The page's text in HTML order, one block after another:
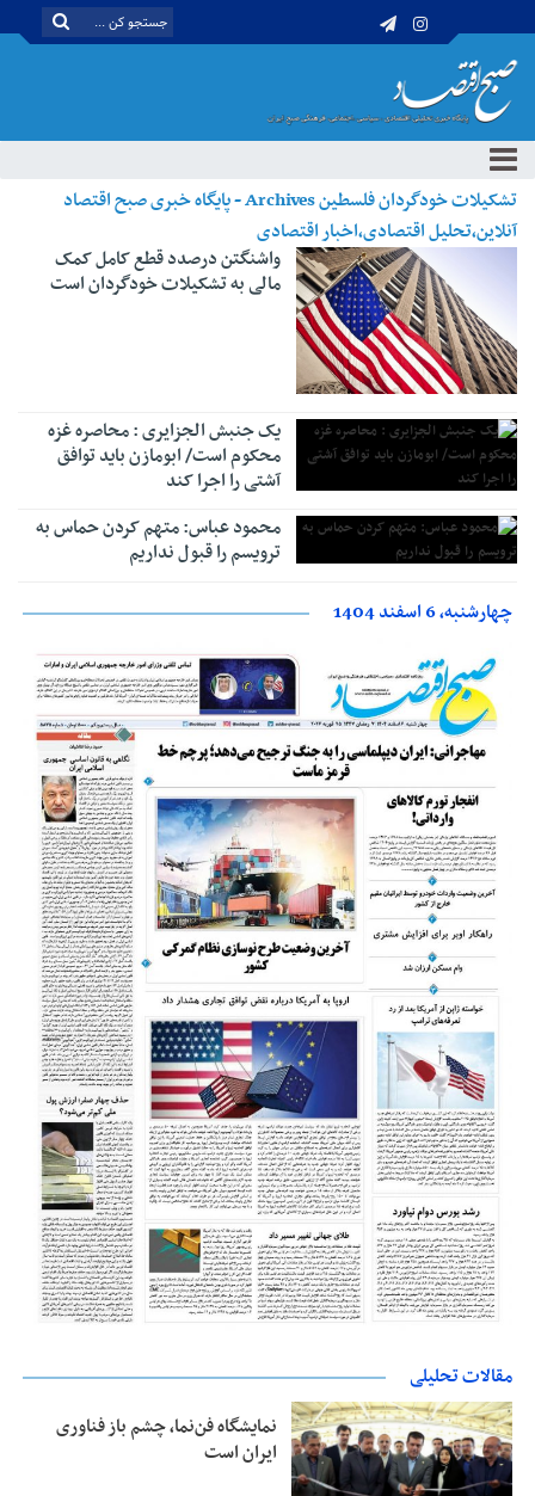
تشکیلات خودگردان فلسطین Archives - پایگاه خبری صبح اقتصاد
آنلاین،تحلیل اقتصادی،اخبار اقتصادی
واشنگتن درصدد قطع کامل کمک
مالی به تشکیلات خودگردان است
یک جنبش الجزایری : محاصره غزه
محکوم است/ ابومازن باید توافق
آشتی را اجرا کند
محمود عباس: متهم کردن حماس به
ترویسم را قبول نداریم
چهارشنبه، 6 اسفند 1404
مقالات تحلیلی
نمایشگاه فن‌نما، چشم باز فناوری
ایران است